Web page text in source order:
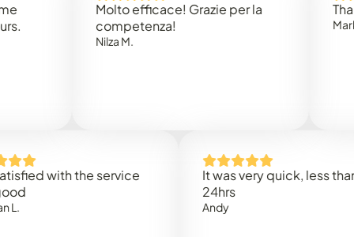
Molto efficace! Grazie per la
competenza!
Nilza M.
Thank
Mark N.
with the service
It was very quick, less than